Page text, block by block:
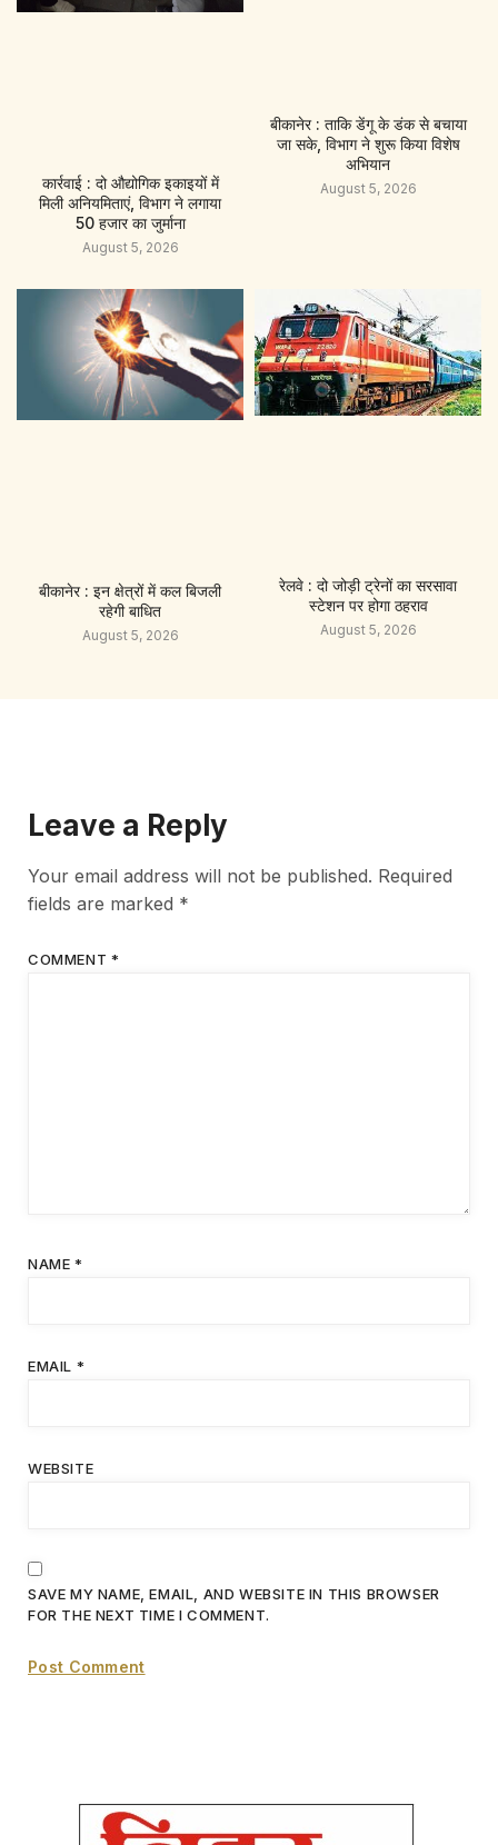
कार्रवाई : दो औद्योगिक इकाइयों में
मिली अनियमिताएं, विभाग ने लगाया
50 हजार का जुर्माना
August 5, 2026
बीकानेर : ताकि डेंगू के डंक से बचाया
जा सके, विभाग ने शुरू किया विशेष
अभियान
August 5, 2026
बीकानेर : इन क्षेत्रों में कल बिजली
रहेगी बाधित
August 5, 2026
रेलवे : दो जोड़ी ट्रेनों का सरसावा
स्टेशन पर होगा ठहराव
August 5, 2026
Leave a Reply
Your email address will not be published. Required
fields are marked *
COMMENT *
NAME *
EMAIL *
WEBSITE
SAVE MY NAME, EMAIL, AND WEBSITE IN THIS BROWSER
FOR THE NEXT TIME I COMMENT.